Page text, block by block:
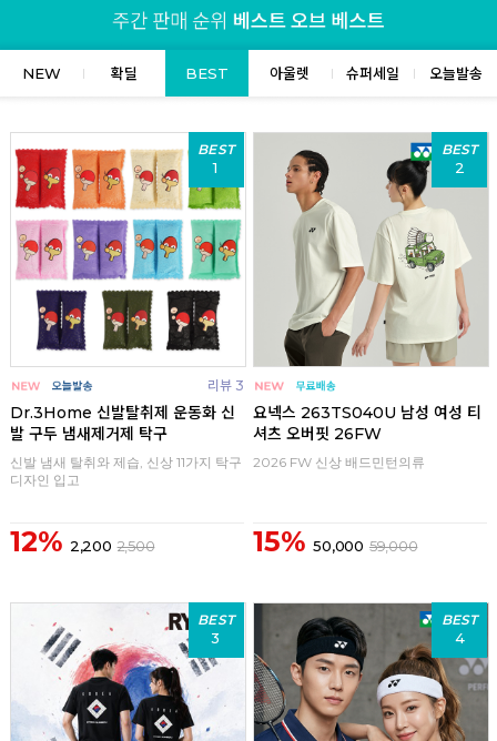
NEW 확딜 BEST 아울렛 슈퍼세일 오늘발송
BEST
1
리뷰 3
Dr.3Home 신발탈취제 운동화 신
발 구두 냄새제거제 탁구
신발 냄새 탈취와 제습, 신상 11가지 탁구
디자인 입고
12% 2,200 2,500
BEST
2
요넥스 263TS040U 남성 여성 티
셔츠 오버핏 26FW
2026 FW 신상 배드민턴의류
15% 50,000 59,000
BEST
3
BEST
4